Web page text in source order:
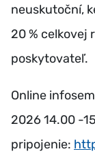
neuskutoční,
20 % celkovej
poskytovateľ.
Online
2026 14.00 -
pripojenie: